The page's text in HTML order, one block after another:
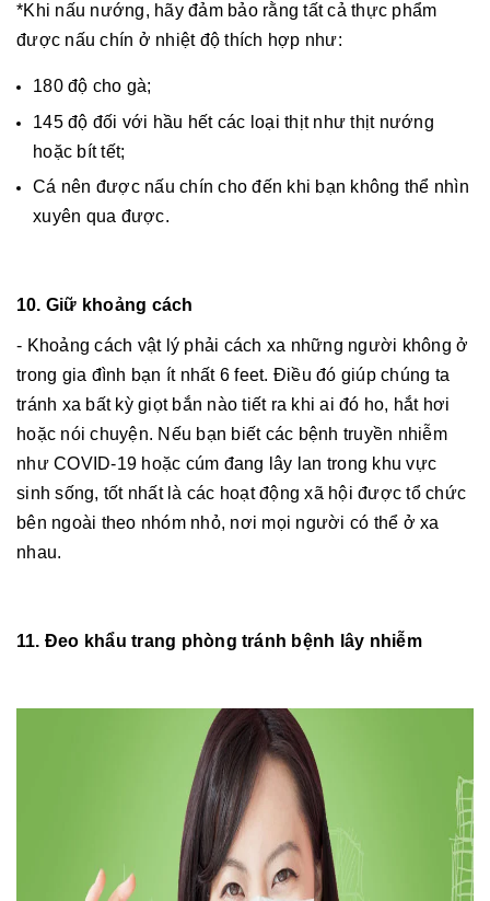
*Khi nấu nướng, hãy đảm bảo rằng tất cả thực phẩm
được nấu chín ở nhiệt độ thích hợp như:
180 độ cho gà;
145 độ đối với hầu hết các loại thịt như thịt nướng
hoặc bít tết;
Cá nên được nấu chín cho đến khi bạn không thể nhìn
xuyên qua được.
10. Giữ khoảng cách
- Khoảng cách vật lý phải cách xa những người không ở
trong gia đình bạn ít nhất 6 feet. Điều đó giúp chúng ta
tránh xa bất kỳ giọt bắn nào tiết ra khi ai đó ho, hắt hơi
hoặc nói chuyện. Nếu bạn biết các bệnh truyền nhiễm
như COVID-19 hoặc cúm đang lây lan trong khu vực
sinh sống, tốt nhất là các hoạt động xã hội được tổ chức
bên ngoài theo nhóm nhỏ, nơi mọi người có thể ở xa
nhau.
11. Đeo khẩu trang phòng tránh bệnh lây nhiễm